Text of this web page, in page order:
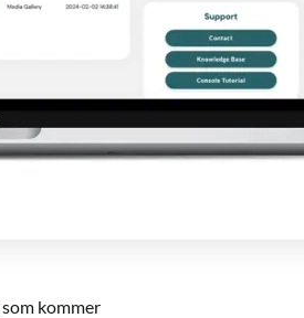
kommer